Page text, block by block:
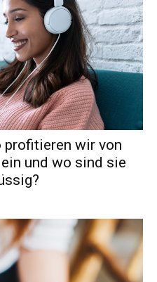
profitieren wir von
und wo sind sie